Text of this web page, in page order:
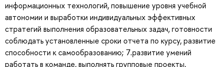
информационных технологий, повышение уровня учебной
автономии и выработки индивидуальных эффективных
стратегий выполнения образовательных задач, готовности
соблюдать установленные сроки отчета по курсу, развитие
способности к самообразованию; 7.развитие умений
работать в команде, выполнять групповые проекты,